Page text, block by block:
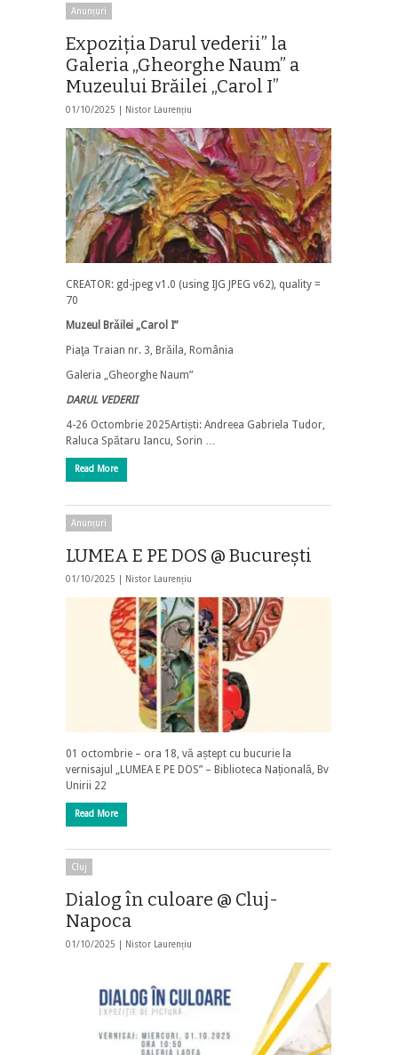
Anunțuri
Expoziția Darul vederii” la
Galeria „Gheorghe Naum” a
Muzeului Brăilei „Carol I”
01/10/2025 | Nistor Laurențiu
CREATOR: gd-jpeg v1.0 (using IJG JPEG v62), quality =
70
Muzeul Brăilei „Carol I”
Piaţa Traian nr. 3, Brăila, România
Galeria „Gheorghe Naum”
DARUL VEDERII
4-26 Octombrie 2025Artiști: Andreea Gabriela Tudor,
Raluca Spătaru Iancu, Sorin …
Read More
Anunțuri
LUMEA E PE DOS @ Bucureşti
01/10/2025 | Nistor Laurențiu
01 octombrie – ora 18, vă aștept cu bucurie la
vernisajul „LUMEA E PE DOS” – Biblioteca Națională, Bv
Unirii 22
Read More
Cluj
Dialog în culoare @ Cluj-
Napoca
01/10/2025 | Nistor Laurențiu